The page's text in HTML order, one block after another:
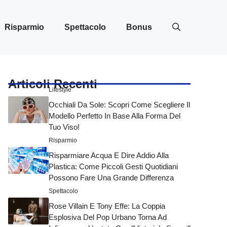
Risparmio Spettacolo Bonus
Articoli Recenti
Lifestyle
Occhiali Da Sole: Scopri Come Scegliere Il
Modello Perfetto In Base Alla Forma Del
Tuo Viso!
Risparmio
Risparmiare Acqua E Dire Addio Alla
Plastica: Come Piccoli Gesti Quotidiani
Possono Fare Una Grande Differenza
Spettacolo
Rose Villain E Tony Effe: La Coppia
Esplosiva Del Pop Urbano Torna Ad